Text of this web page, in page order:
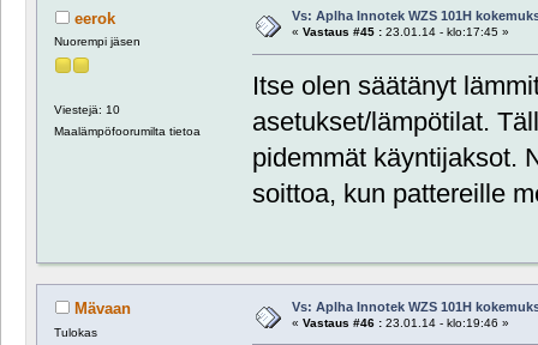
eerok
Nuorempi jäsen
Viestejä: 10
Maalämpöfoorumilta tietoa
Vs: Aplha Innotek WZS 101H
« Vastaus #45 :23.01.14 - klo:17:45 »
Itse olen säätänyt
asetukset/lämpötilat.
pidemmät käyntijaksot.
soittoa, kun pattereille
Mävaan
Tulokas
Vs: Aplha Innotek WZS 101H
« Vastaus #46 :23.01.14 - klo:19:46 »